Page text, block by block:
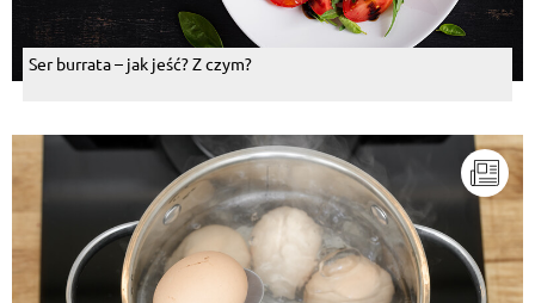
Ser burrata – jak jeść? Z czym?